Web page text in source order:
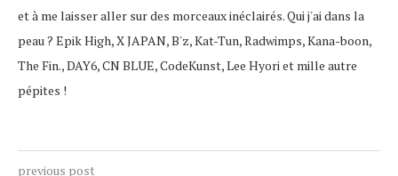
et à me laisser aller sur des morceaux inéclairés. Qui j'ai dans la
peau ? Epik High, X JAPAN, B'z, Kat-Tun, Radwimps, Kana-boon,
The Fin., DAY6, CN BLUE, CodeKunst, Lee Hyori et mille autre
pépites !
previous post